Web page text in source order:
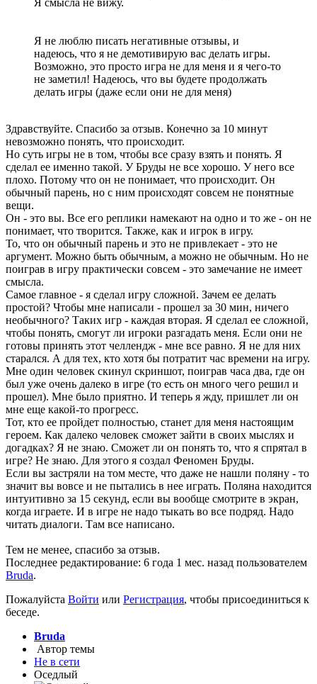
Я не люблю писать негативные отзывы, и
надеюсь, что я не демотивирую вас делать игры.
Возможно, это просто игра не для меня и я чего-то
не заметил! Надеюсь, что вы будете продолжать
делать игры (даже если они не для меня)
Здравствуйте. Спасибо за отзыв. Конечно за 10 минут
невозможно понять, что происходит.
Но суть игры не в том, чтобы все сразу взять и понять. Я
сделал ее именно такой. У Бруды не все хорошо. У него все
плохо. Потому что он не понимает, что происходит. Он
обычный парень, но с ним происходят совсем не понятные
вещи.
Он - это вы. Все его реплики намекают на одно и то же - он не
понимает, что творится. Также, как и игрок в игру.
То, что он обычный парень и это не привлекает - это не
аргумент. Можно быть обычным, а можно не обычным. Но не
поиграв в игру практически совсем - это замечание не имеет
смысла.
Самое главное - я сделал игру сложной. Зачем ее делать
простой? Чтобы мне написали - прошел за 30 мин, ничего
необычного? Таких игр - каждая вторая. Я сделал ее сложной,
чтобы понять, смогут ли игроки разгадать меня. Если они не
готовы принять этот челлендж - мне все равно. Я не для них
старался. А для тех, кто хотя бы потратит час времени на игру.
Мне один человек скинул скриншот, поиграв часа два, где он
был уже очень далеко в игре (то есть он много чего решил и
прошел). Мне было приятно. И теперь я жду, пришлет ли он
мне еще какой-то прогресс.
Тот, кто ее пройдет полностью, станет для меня настоящим
героем. Как далеко человек сможет зайти в своих мыслях и
догадках? Я не знаю. Сможет ли он понять то, что я спрятал в
игре? Не знаю. Для этого я создал Феномен Бруды.
Если вы застряли на том месте, что даже не нашли поляну - то
значит вы вовсе и не пытались в нее играть. Поляна находится
интуитивно за 15 секунд, если вы вообще смотрите в экран,
когда играете. И в игре не надо тыкать во все подряд. Надо
читать диалоги. Там все написано.
Тем не менее, спасибо за отзыв.
Последнее редактирование: 6 года 1 мес. назад пользователем
Bruda.
Пожалуйста Войти или Регистрация, чтобы присоединиться к
беседе.
Bruda
Автор темы
Не в сети
Оседлый